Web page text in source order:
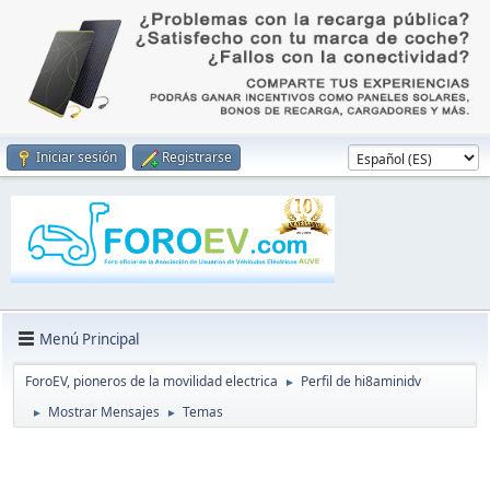
Iniciar sesión Registrarse
Menú Principal
ForoEV, pioneros de la movilidad electrica ► Perfil de hi8aminidv
► Mostrar Mensajes ► Temas